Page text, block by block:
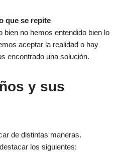
que se repite
bien no hemos entendido bien lo
aceptar la realidad o hay
encontrado una solución.
y sus
de distintas maneras.
los siguientes: